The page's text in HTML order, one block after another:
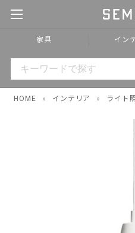
家具 イン
HOME » インテリア » ライト